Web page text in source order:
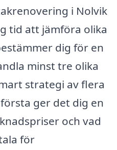
i Nolvik
tid att jämföra olika
dig för en
minst tre olika
strategi av flera
ger det dig en
och vad
för